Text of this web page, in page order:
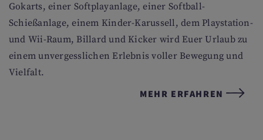
Gokarts, einer Softplayanlage, einer Softball-
Schießanlage, einem Kinder-Karussell, dem Playstation-
und Wii-Raum, Billard und Kicker wird Euer Urlaub zu
einem unvergesslichen Erlebnis voller Bewegung und
Vielfalt.
MEHR ERFAHREN